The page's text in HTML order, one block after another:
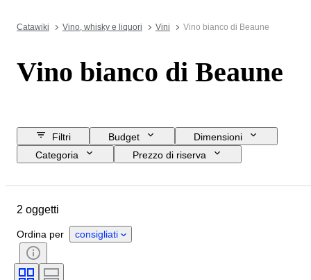
Catawiki Vino, whisky e liquori Vini Vino bianco di Beaune
Vino bianco di Beaune
Filtri Budget
Dimensioni
Categoria
Prezzo di riserva
Condizioni
Regione vinicola
Livello di riempimento del vino
2 oggetti
Ordina per consigliati